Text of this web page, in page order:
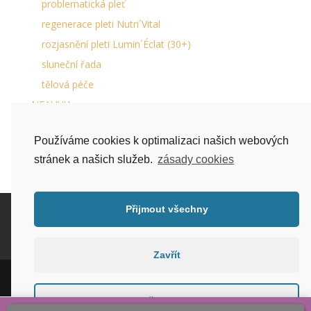
problematická pleť
regenerace pleti Nutri´Vital
rozjasnění pleti Lumin´Éclat (30+)
sluneční řada
tělová péče
NEAUVIA
séra na řasy a obočí
Doprava zboží a platba
Bezplatné vrácení a reklamace
EET
Používáme cookies k optimalizaci našich webových
stránek a našich služeb. zásady cookies
Přijmout všechny
Zavřít
Předvolby